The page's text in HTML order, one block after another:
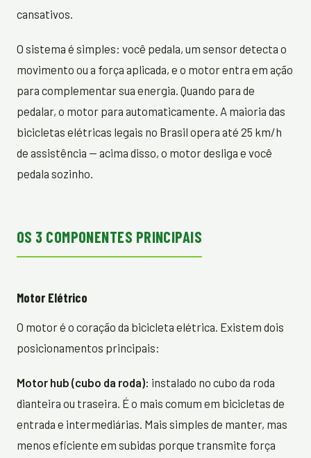
cansativos.
O sistema é simples: você pedala, um sensor detecta o
movimento ou a força aplicada, e o motor entra em ação
para complementar sua energia. Quando para de
pedalar, o motor para automaticamente. A maioria das
bicicletas elétricas legais no Brasil opera até 25 km/h
de assistência — acima disso, o motor desliga e você
pedala sozinho.
OS 3 COMPONENTES PRINCIPAIS
Motor Elétrico
O motor é o coração da bicicleta elétrica. Existem dois
posicionamentos principais:
Motor hub (cubo da roda): instalado no cubo da roda
dianteira ou traseira. É o mais comum em bicicletas de
entrada e intermediárias. Mais simples de manter, mas
menos eficiente em subidas porque transmite força